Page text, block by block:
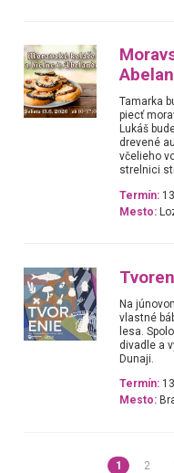
Tamarka
piecť
Lukáš
drevené
včelieho
strelnici
Termín:
Mesto:
Na
vlastné
lesa.
divadle a
Dunaji.
Termín:
Mesto:
1 2